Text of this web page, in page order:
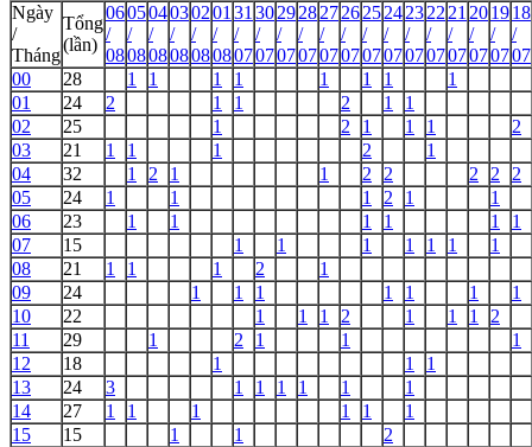
Ngày
/
Tháng
Tổng
(lần)
06
/
08
05
/
08
04
/
08
03
/
08
02
/
08
01
/
08
31
/
07
30
/
07
29
/
07
28
/
07
27
/
07
26
/
07
25
/
07
24
/
07
23
/
07
22
/
07
21
/
07
20
/
07
19
/
07
18
/
07
00
28 1 1 1 1 1 1 1
1
01
24 2 1 1 2 1
1
02
25 1 2 1 1 1
2
03
21 1 1 1 2
1
04
32 1 2 1 1 2 2 2 2
2
05
24 1 1 1 2 1
1
06
23 1 1 1 1 1
1
07
15 1 1 1 1 1 1
1
08
21 1 1 1 2
1
09
24 1 1 1 1 1 1
1
10
22 1 1 1 2 1 1 1
2
11
29 1 2 1 1
1
12
18 1 1
1
13
24 3 1 1 1 1 1
1
14
27 1 1 1 1 1
1
15
15 1 1
2